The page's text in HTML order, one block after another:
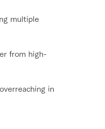
multiple
from high-
in